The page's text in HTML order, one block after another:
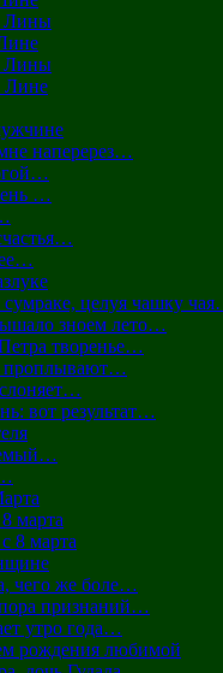
Лины
Лины
Лине
наперерез…
…
сумраке, целуя чашку
зноем лето…
творенье…
проплывают…
вот результат…
марта
8 марта
чего же боле…
признаний…
утро года…
рождения любимой